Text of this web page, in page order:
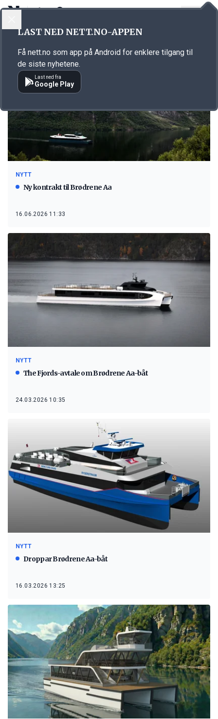
Emne: Brødrene Aa
NYTT
Ny kontrakt til Brødrene Aa
16.06.2026 11:33
NYTT
The Fjords-avtale om Brødrene Aa-båt
24.03.2026 10:35
NYTT
Droppar Brødrene Aa-båt
16.03.2026 13:25
LAST NED NETT.NO-APPEN
Få nett.no som app på Android for enklere tilgang til
de siste nyhetene.
Last ned fra
Google Play